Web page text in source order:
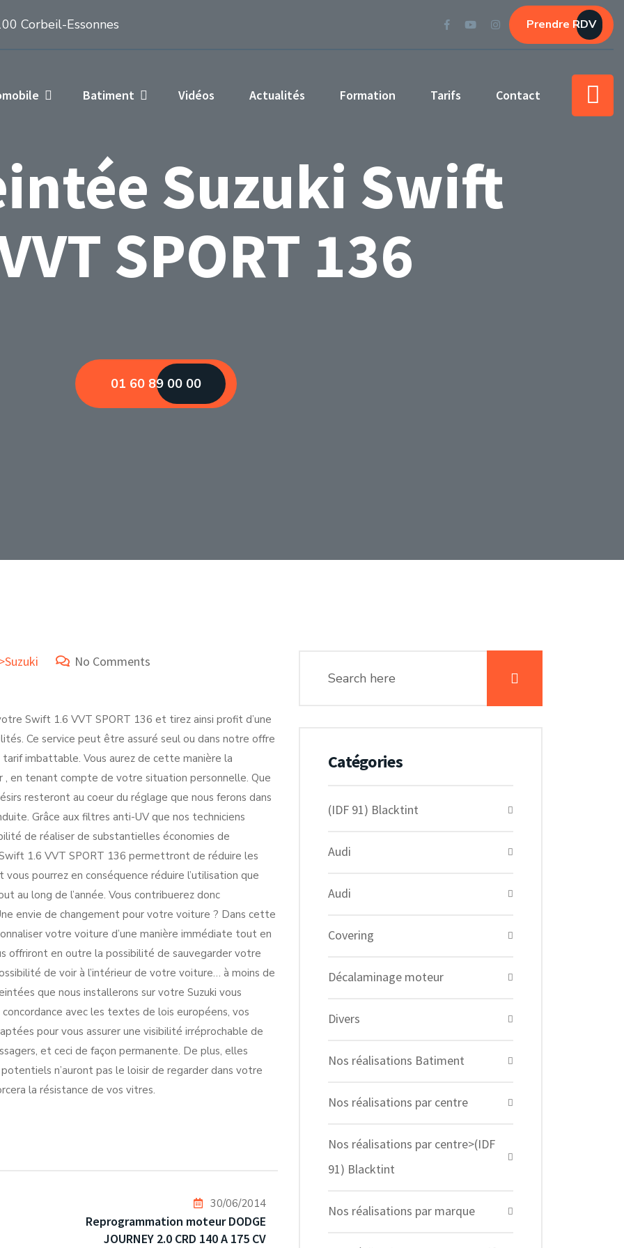
Corbeil-Essonnes Prendre RDV
Batiment Vidéos Actualités Formation Tarifs Contact
Suzuki Swift
SPORT 136
01 60 89 00 00
No Comments
Swift 1.6 VVT SPORT 136 et tirez ainsi profit d’une
Ce service peut être assuré seul ou dans notre offre
imbattable. Vous aurez de cette manière la
en tenant compte de votre situation personnelle. Que
resteront au coeur du réglage que nous ferons dans
Grâce aux filtres anti-UV que nos techniciens
de réaliser de substantielles économies de
1.6 VVT SPORT 136 permettront de réduire les
pourrez en conséquence réduire l’utilisation que
au long de l’année. Vous contribuerez donc
envie de changement pour votre voiture ? Dans cette
votre voiture d’une manière immédiate tout en
offriront en outre la possibilité de sauvegarder votre
de voir à l’intérieur de votre voiture… à moins de
que nous installerons sur votre Suzuki vous
avec les textes de lois européens, vos
pour vous assurer une visibilité irréprochable de
et ceci de façon permanente. De plus, elles
n’auront pas le loisir de regarder dans votre
la résistance de vos vitres.
30/06/2014
Reprogrammation moteur DODGE
JOURNEY 2.0 CRD 140 A 175 CV
Catégories
(IDF 91) Blacktint
Audi
Audi
Covering
Décalaminage moteur
Divers
Nos réalisations Batiment
Nos réalisations par centre
Nos réalisations par centre>(IDF
91) Blacktint
Nos réalisations par marque